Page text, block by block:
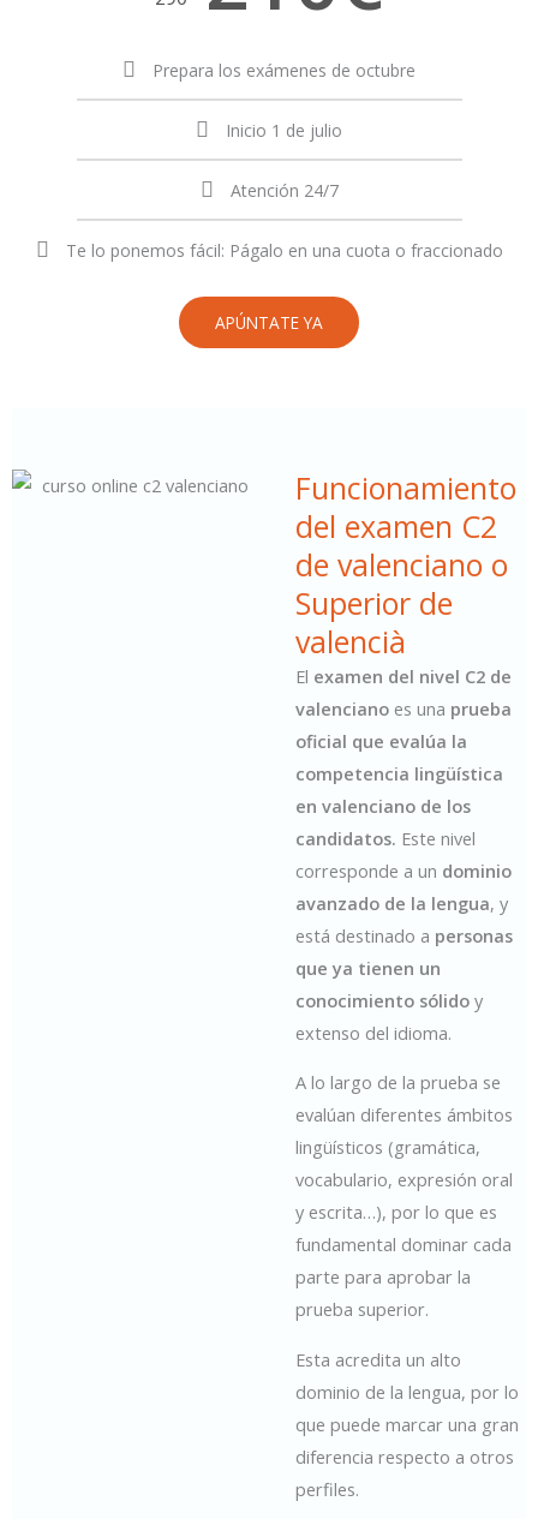
Prepara los exámenes de octubre
Inicio 1 de julio
Atención 24/7
Te lo ponemos fácil: Págalo en una cuota o fraccionado
APÚNTATE YA
Funcionamiento
del examen C2
de valenciano o
Superior de
valencià​
El examen del nivel C2 de
valenciano es una prueba
oficial que evalúa la
competencia lingüística
en valenciano de los
candidatos. Este nivel
corresponde a un dominio
avanzado de la lengua, y
está destinado a personas
que ya tienen un
conocimiento sólido y
extenso del idioma.
A lo largo de la prueba se
evalúan diferentes ámbitos
lingüísticos (gramática,
vocabulario, expresión oral
y escrita…), por lo que es
fundamental dominar cada
parte para aprobar la
prueba superior.
Esta acredita un alto
dominio de la lengua, por lo
que puede marcar una gran
diferencia respecto a otros
perfiles.